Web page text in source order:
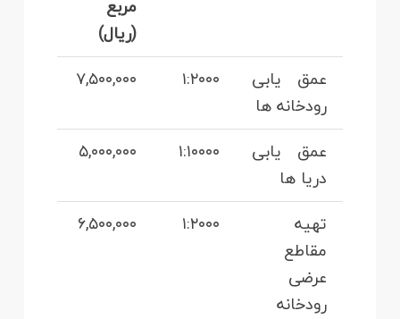
مربع
(ریال)
عمق‌ یابی
رودخانه‌ ها
۱:۲۰۰۰ ۷,۵۰۰,۰۰۰
عمق‌ یابی
دریا ها
۱:۱۰۰۰۰ ۵,۰۰۰,۰۰۰
تهیه
مقاطع
عرضی
رودخانه
۱:۲۰۰۰ ۶,۵۰۰,۰۰۰